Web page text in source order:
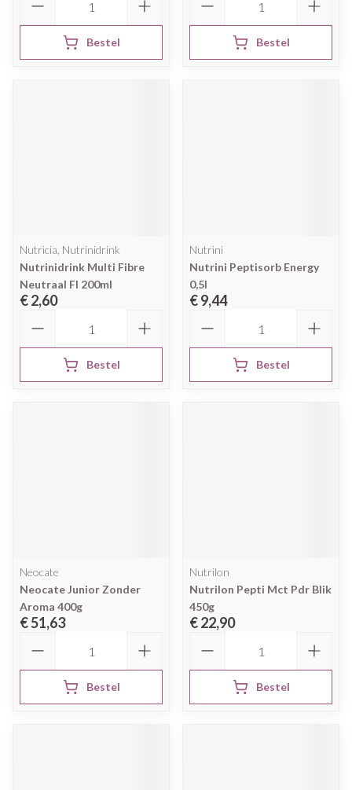
Bestel Bestel
Nutricia, Nutrinidrink
Nutrinidrink Multi Fibre
Neutraal Fl 200ml
€ 2,60
Bestel
Nutrini
Nutrini Peptisorb Energy
0,5l
€ 9,44
Bestel
Neocate
Neocate Junior Zonder
Aroma 400g
€ 51,63
Bestel
Nutrilon
Nutrilon Pepti Mct Pdr Blik
450g
€ 22,90
Bestel